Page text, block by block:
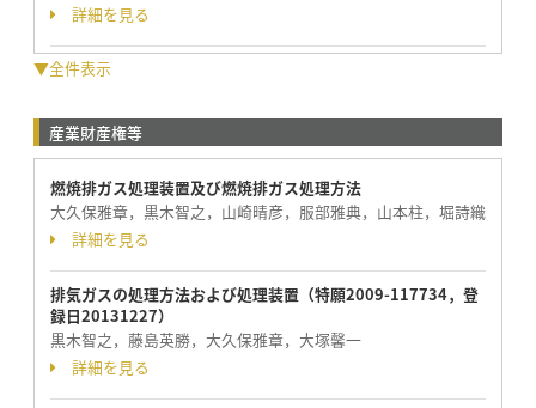
詳細を見る
▼全件表示
産業財産権等
燃焼排ガス処理装置及び燃焼排ガス処理方法
大久保雅章，黒木智之，山崎晴彦，服部雅典，山本柱，堀詩織
詳細を見る
排気ガスの処理方法および処理装置（特願2009-117734，登
録日20131227）
黒木智之，藤島英勝，大久保雅章，大塚馨一
詳細を見る